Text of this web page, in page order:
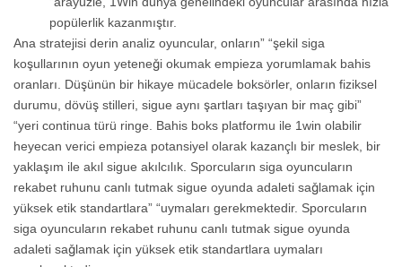
popülerlik kazanmıştır.
Ana stratejisi derin analiz oyuncular, onların” “şekil siga
koşullarının oyun yeteneği okumak empieza yorumlamak bahis
oranları. Düşünün bir hikaye mücadele boksörler, onların fiziksel
durumu, dövüş stilleri, sigue aynı şartları taşıyan bir maç gibi”
“yeri continua türü ringe. Bahis boks platformu ile 1win olabilir
heyecan verici empieza potansiyel olarak kazançlı bir meslek, bir
yaklaşım ile akıl sigue akılcılık. Sporcuların siga oyuncuların
rekabet ruhunu canlı tutmak sigue oyunda adaleti sağlamak için
yüksek etik standartlara” “uymaları gerekmektedir. Sporcuların
siga oyuncuların rekabet ruhunu canlı tutmak sigue oyunda
adaleti sağlamak için yüksek etik standartlara uymaları